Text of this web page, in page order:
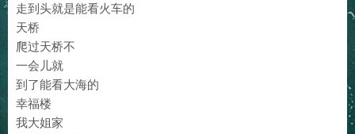
走到头就是能看火车的
天桥
爬过天桥不
一会儿就
到了能看大海的
幸福楼
我大姐家